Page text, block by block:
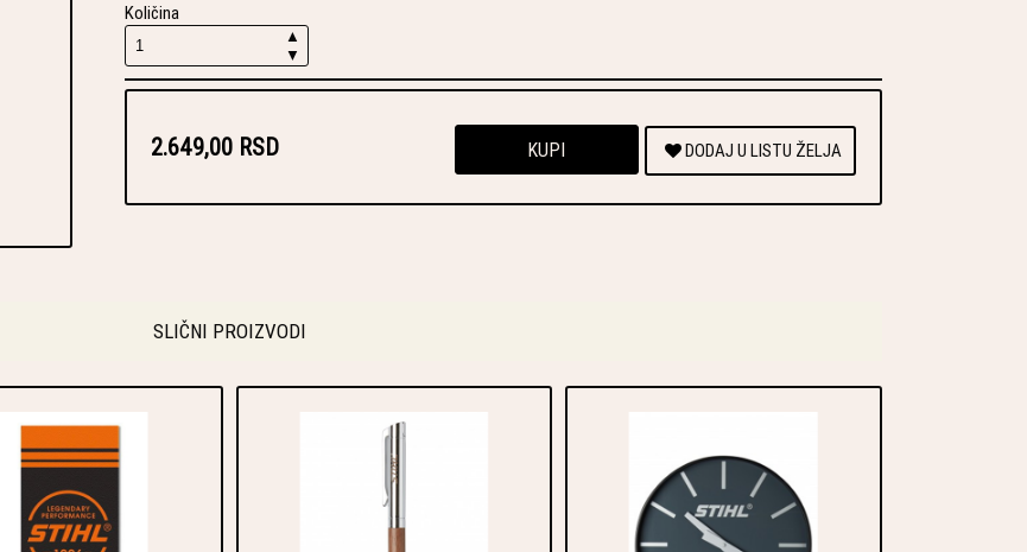
Količina
▲
▼
2.649,00 RSD KUPI DODAJ U LISTU ŽELJA
SLIČNI PROIZVODI